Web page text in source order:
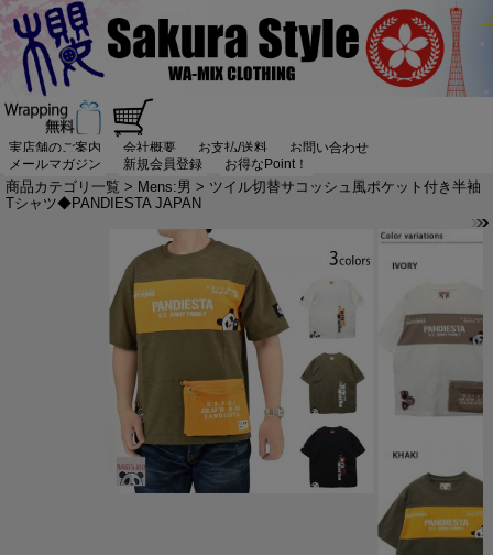
実店舗のご案内 会社概要 お支払/送料
お問い合わせ
メールマガジン
新規会員登録 お得なPoint！
商品カテゴリ一覧 > Mens:男 > ツイル切替サコッシュ風ポケット付き半袖
Tシャツ◆PANDIESTA JAPAN